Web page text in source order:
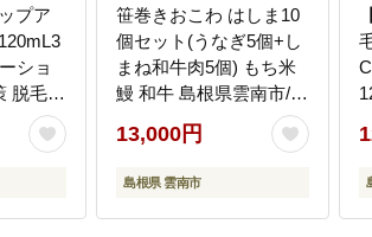
プア
ショ
脱毛予
男性
会社
笹巻きおこわ はしま10
個セット(うなぎ5個+し
まね和牛肉5個) もち米
鰻 和牛 島根県雲南市/胡
桃 [AIBJ001]
13,000円
島根県 雲南市